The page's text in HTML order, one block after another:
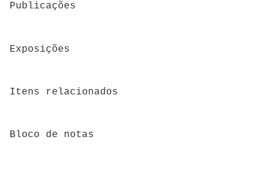
Publicações
Exposições
Itens relacionados
Bloco de notas